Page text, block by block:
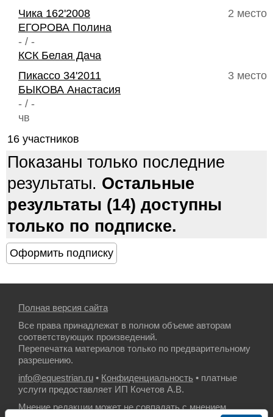
2 место
Чика 162'2008
ЕГОРОВА Полина
- / -
КСК Белая Дача
3 место
Пикассо 34'2011
БЫКОВА Анастасия
- / -
чв
16 участников
Показаны только последние
результаты. Остальные
результаты (14) доступны
только по подписке.
Полная версия сайта
Все права принадлежат в полном объеме авторам
соответствующих произведений.
Перепечатка материалов только по предварительному
разрешению.
info@equestrian.ru • Конфиденциальность • платные
услуги предоставляет ИП Кочетов А.В.
Мнение редакции может не совпадать с мнением